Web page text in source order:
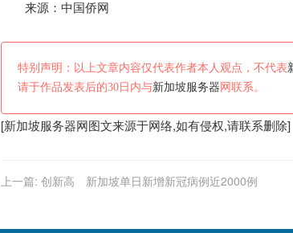
来源：中国侨网
特别声明：以上文章内容仅代表作者本人观点，不代表
请于作品发表后的30日内与新加坡服务器 网联系。
[新加坡服务器网图文来源于网络,如有侵权,请联系删除]
上一篇: 创新高 新加坡单日新增新冠病例近2000例